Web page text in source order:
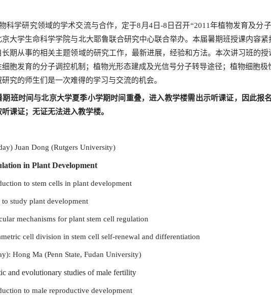
学研究领域的学术交流与合作，定于8月4日-8日召开“2011年植物发育及分
大学生命科学学院与北大耶鲁联合研究中心联合举办。本届暑期班授课内容
长期从事的相关主题领域的研究工作，最新进展，经验和方法。本次讲习班的
细胞发育的分子调控机制；植物光形态建成及光信号分子转导途径；植物细胞
究的师生们是一次难得的学习与交流的机会。
期班时间与北京大学夏季小学期时间重叠，进入教学楼需出示听课证，因此报
课证；无证无法进入教学楼。
Juan Dong (Rutgers University)
in Plant Development
to stem cells in plant development
study plant development
mechanisms for plant stem cell regulation
cell division in stem cell self-renewal and differentiation
Hong Ma (Penn State, Fudan University)
and evolutionary studies of male fertility
to male reproductive development